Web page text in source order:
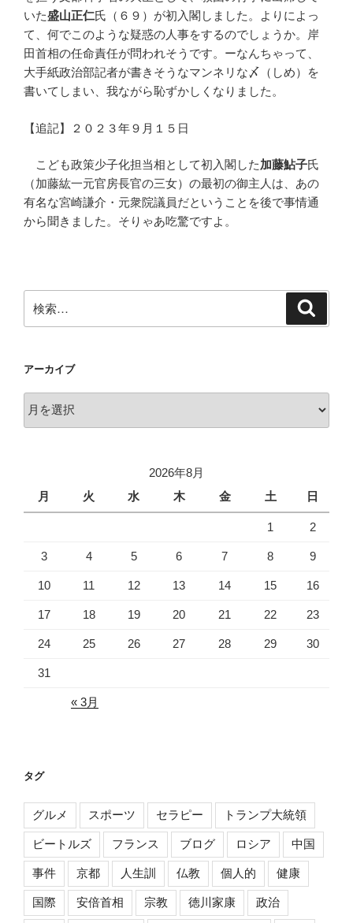
いた盛山正仁氏（６９）が初入閣しました。よりによっ
て、何でこのような疑惑の人事をするのでしょうか。岸
田首相の任命責任が問われそうです。ーなんちゃって、
大手紙政治部記者が書きそうなマンネリな〆（しめ）を
書いてしまい、我ながら恥ずかしくなりました。
【追記】２０２３年９月１５日
こども政策少子化担当相として初入閣した加藤鮎子氏
（加藤紘一元官房長官の三女）の最初の御主人は、あの
有名な宮崎謙介・元衆院議員だということを後で事情通
から聞きました。そりゃあ吃驚ですよ。
索:
アーカイブ
ー
2026年8月
月
火 水 木 金 土 日
1 2
3 4 5 6 7 8 9
10 11 12 13 14 15 16
17 18 19 20 21 22 23
24 25 26 27 28 29 30
31
« 3月
タグ
グルメ スポーツ セラピー トランプ大統領
ビートルズ フランス ブログ ロシア 中国
事件 京都 人生訓 仏教 個人的 健康
国際 安倍首相 宗教 徳川家康 政治